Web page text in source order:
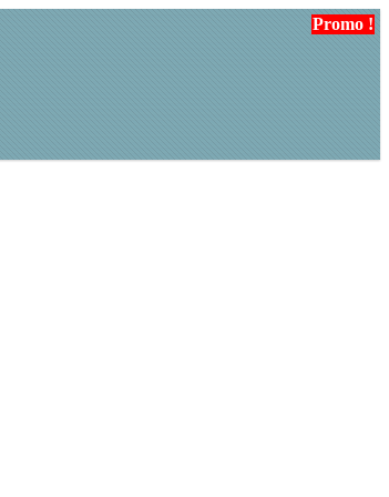
Promo !
Promo !